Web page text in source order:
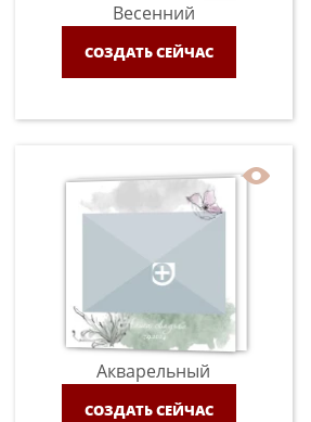
Весенний
СОЗДАТЬ СЕЙЧАС
Акварельный
СОЗДАТЬ СЕЙЧАС